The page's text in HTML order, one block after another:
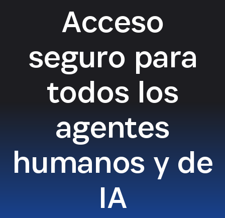
Acceso
seguro para
todos los
agentes
humanos y de
IA